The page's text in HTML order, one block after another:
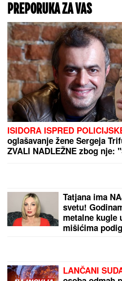
sušom se nastavlja
(VIDEO) SPECIJALCI GA
IMANJU! UValjevu uhapšen
raspisana potraga: